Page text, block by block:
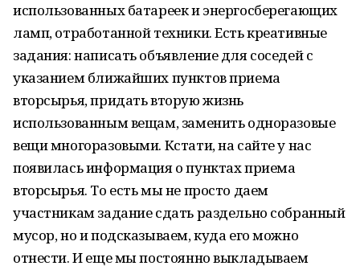
использованных батареек и энергосберегающих
ламп, отработанной техники. Есть креативные
задания: написать объявление для соседей с
указанием ближайших пунктов приема
вторсырья, придать вторую жизнь
использованным вещам, заменить одноразовые
вещи многоразовыми. Кстати, на сайте у нас
появилась информация о пунктах приема
вторсырья. То есть мы не просто даем
участникам задание сдать раздельно собранный
мусор, но и подсказываем, куда его можно
отнести. И еще мы постоянно выкладываем